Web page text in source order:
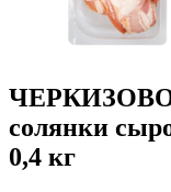
ЧЕРКИЗОВО
солянки
0,4 кг